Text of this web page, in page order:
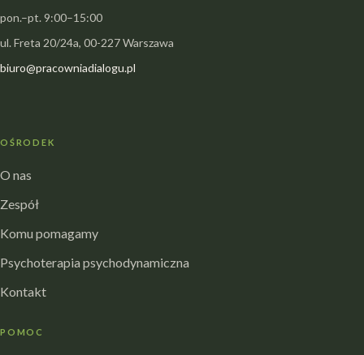
pon.–pt. 9:00–15:00
ul. Freta 20/24a, 00-227 Warszawa
biuro@pracowniadialogu.pl
OŚRODEK
O nas
Zespół
Komu pomagamy
Psychoterapia psychodynamiczna
Kontakt
POMOC